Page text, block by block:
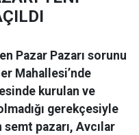
Pazar Pazarı sorunu
Mahallesi’nde
kurulan ve
gerekçesiyle
semt pazarı, Avcılar